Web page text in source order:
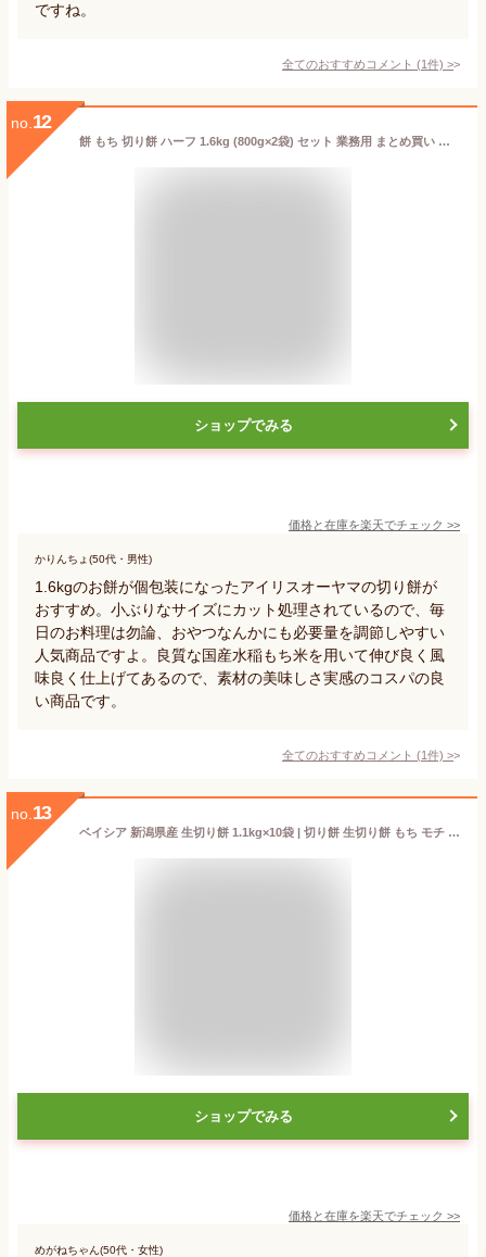
ですね。
全てのおすすめコメント (1件) >
no. 12
餅 もち 切り餅 ハーフ 1.6kg (800g×2袋) セット 業務用 まとめ買い 個包装 保存 国産 もち米 小さい 切餅 きりもち おやつ お正月 年末 年始 非常食 お菓子 mochi アイリスオーヤマ アイリスフーズ 生切りもち 国内産水稲もち米100%使用 *
ショップでみる
価格と在庫を楽天でチェック >>
かりんちょ(50代・男性)
1.6kgのお餅が個包装になったアイリスオーヤマの切り餅が
おすすめ。小ぶりなサイズにカット処理されているので、毎
日のお料理は勿論、おやつなんかにも必要量を調節しやすい
人気商品ですよ。良質な国産水稲もち米を用いて伸び良く風
味良く仕上げてあるので、素材の美味しさ実感のコスパの良
い商品です。
全てのおすすめコメント (1件) >
no. 13
ベイシア 新潟県産 生切り餅 1.1kg×10袋 | 切り餅 生切り餅 もち モチ 正月 年末年始 お正月 お餅 個包装 大容量 まとめ買い お雑煮 おしるこ ぜんざい 冬 鍋料理
ショップでみる
価格と在庫を楽天でチェック >>
めがねちゃん(50代・女性)